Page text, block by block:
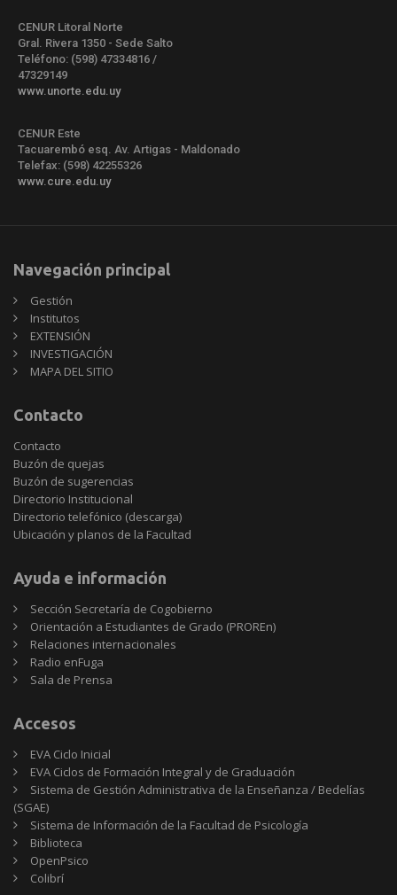
CENUR Litoral Norte
Gral. Rivera 1350 - Sede Salto
Teléfono: (598) 47334816 /
47329149
www.unorte.edu.uy
CENUR Este
Tacuarembó esq. Av. Artigas - Maldonado
Telefax: (598) 42255326
www.cure.edu.uy
Navegación principal
Gestión
Institutos
EXTENSIÓN
INVESTIGACIÓN
MAPA DEL SITIO
Contacto
Contacto
Buzón de quejas
Buzón de sugerencias
Directorio Institucional
Directorio telefónico (descarga)
Ubicación y planos de la Facultad
Ayuda e información
Sección Secretaría de Cogobierno
Orientación a Estudiantes de Grado (PROREn)
Relaciones internacionales
Radio enFuga
Sala de Prensa
Accesos
EVA Ciclo Inicial
EVA Ciclos de Formación Integral y de Graduación
Sistema de Gestión Administrativa de la Enseñanza / Bedelías
(SGAE)
Sistema de Información de la Facultad de Psicología
Biblioteca
OpenPsico
Colibrí